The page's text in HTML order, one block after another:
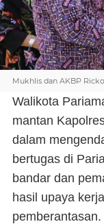
Mukhlis dan AKBP Ricko
Walikota
mantan
dalam
bertugas di
bandar dan
hasil upaya
pemberantasan.